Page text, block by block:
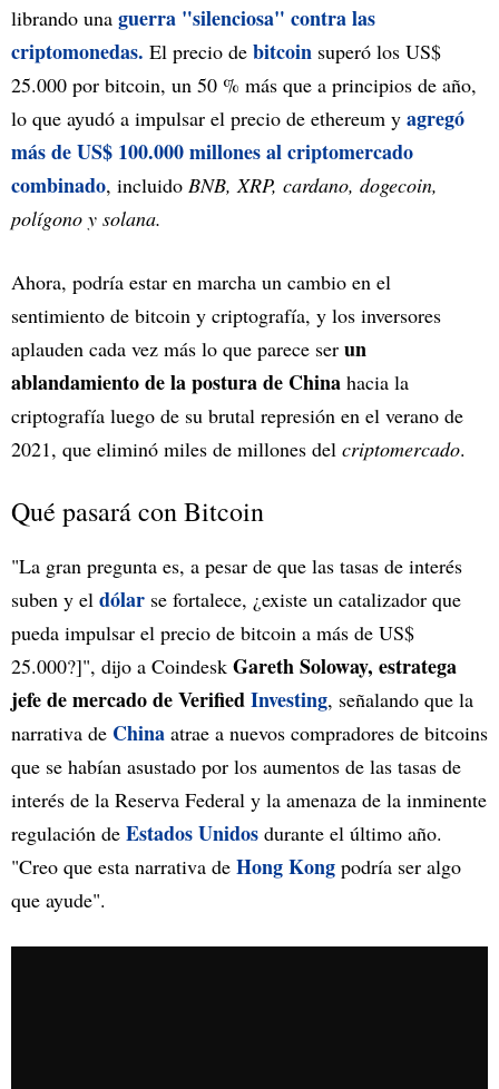
librando una guerra "silenciosa" contra las
criptomonedas. El precio de bitcoin superó los US$
25.000 por bitcoin, un 50 % más que a principios de año,
lo que ayudó a impulsar el precio de ethereum y agregó
más de US$ 100.000 millones al criptomercado
combinado, incluido BNB, XRP, cardano, dogecoin,
polígono y solana.
Ahora, podría estar en marcha un cambio en el
sentimiento de bitcoin y criptografía, y los inversores
aplauden cada vez más lo que parece ser un
ablandamiento de la postura de China hacia la
criptografía luego de su brutal represión en el verano de
2021, que eliminó miles de millones del criptomercado.
Qué pasará con Bitcoin
"La gran pregunta es, a pesar de que las tasas de interés
suben y el dólar se fortalece, ¿existe un catalizador que
pueda impulsar el precio de bitcoin a más de US$
25.000?]", dijo a Coindesk Gareth Soloway, estratega
jefe de mercado de VerifiedInvesting, señalando que la
narrativa de China atrae a nuevos compradores de bitcoins
que se habían asustado por los aumentos de las tasas de
interés de la Reserva Federal y la amenaza de la inminente
regulación de Estados Unidos durante el último año.
"Creo que esta narrativa de Hong Kong podría ser algo
que ayude".